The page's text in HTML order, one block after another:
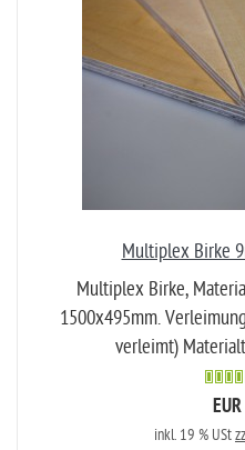
Multiplex Birke
Multiplex Birke,
1500x495mm.
verleimt)
inkl. 19 % USt